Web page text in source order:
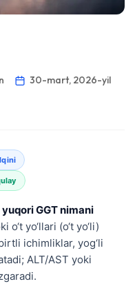
30-mart, 2026-yil
yuqori GGT nimani
yo‘llari (o‘t yo‘li)
ichimliklar, yog‘li
ALT/AST yoki